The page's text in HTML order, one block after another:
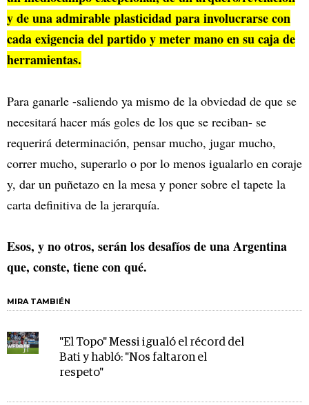
y de una admirable plasticidad para involucrarse con
cada exigencia del partido y meter mano en su caja de
herramientas.
Para ganarle -saliendo ya mismo de la obviedad de que se
necesitará hacer más goles de los que se reciban- se
requerirá determinación, pensar mucho, jugar mucho,
correr mucho, superarlo o por lo menos igualarlo en coraje
y, dar un puñetazo en la mesa y poner sobre el tapete la
carta definitiva de la jerarquía.
Esos, y no otros, serán los desafíos de una Argentina
que, conste, tiene con qué.
MIRA TAMBIÉN
"El Topo" Messi igualó el récord del
Bati y habló: "Nos faltaron el
respeto"